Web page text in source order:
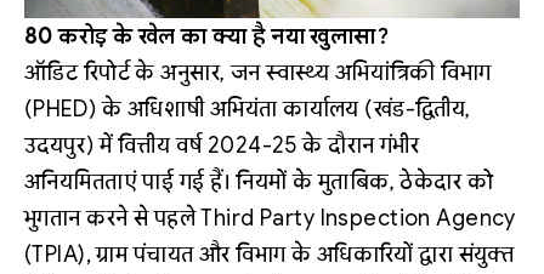
80 करोड़ के खेल का क्या है नया खुलासा?
ऑडिट रिपोर्ट के अनुसार, जन स्वास्थ्य अभियांत्रिकी विभाग
(PHED) के अधिशाषी अभियंता कार्यालय (खंड-द्वितीय,
उदयपुर) में वित्तीय वर्ष 2024-25 के दौरान गंभीर
अनियमितताएं पाई गई हैं। नियमों के मुताबिक, ठेकेदार को
भुगतान करने से पहले Third Party Inspection Agency
(TPIA), ग्राम पंचायत और विभाग के अधिकारियों द्वारा संयुक्त